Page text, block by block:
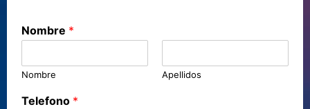
Nombre *
Nombre Apellidos
Telefono *